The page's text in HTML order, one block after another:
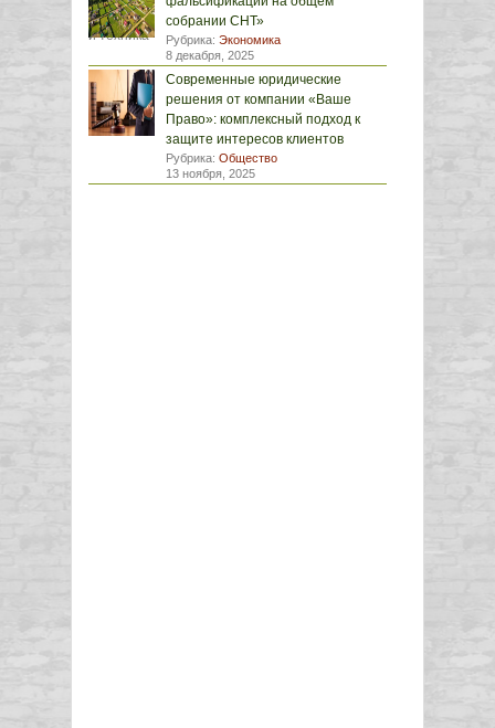
собрании СНТ»
Рубрика: Экономика
8 декабря, 2025
Современные юридические
решения от компании «Ваше
Право»: комплексный подход к
защите интересов клиентов
Рубрика: Общество
13 ноября, 2025